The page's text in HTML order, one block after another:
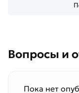
Вопросы и
Пока нет